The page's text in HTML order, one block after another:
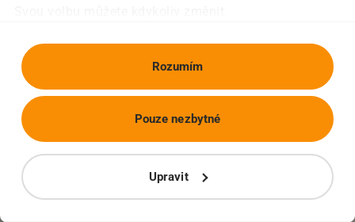
Rozumím
Upravit
Pouze nezbytné